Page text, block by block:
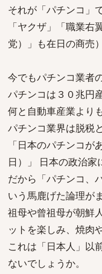
それが「パチンコ」
「ヤクザ」「職業
党）」も在日の商売）
今でもパチンコ業者
パチンコは３０兆円産
何と自動車産業より
パチンコ業界は脱税
「日本のパチンコ
日）」 日本の政治家
だから「パチンコ、
いう馬鹿げた論理が
祖母や曾祖母が朝鮮
ットを楽しみ、焼肉
これは「日本人」以
ないでしょうか。